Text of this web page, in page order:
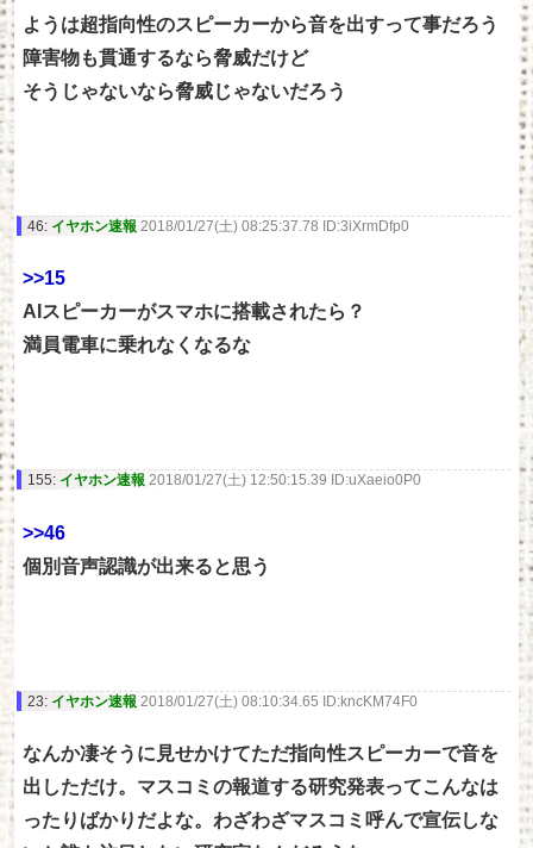
ようは超指向性のスピーカーから音を出すって事だろう
障害物も貫通するなら脅威だけど
そうじゃないなら脅威じゃないだろう
46: イヤホン速報 2018/01/27(土) 08:25:37.78 ID:3iXrmDfp0
>>15
AIスピーカーがスマホに搭載されたら？
満員電車に乗れなくなるな
155: イヤホン速報 2018/01/27(土) 12:50:15.39 ID:uXaeio0P0
>>46
個別音声認識が出来ると思う
23: イヤホン速報 2018/01/27(土) 08:10:34.65 ID:kncKM74F0
なんか凄そうに見せかけてただ指向性スピーカーで音を
出しただけ。マスコミの報道する研究発表ってこんなは
ったりばかりだよな。わざわざマスコミ呼んで宣伝しな